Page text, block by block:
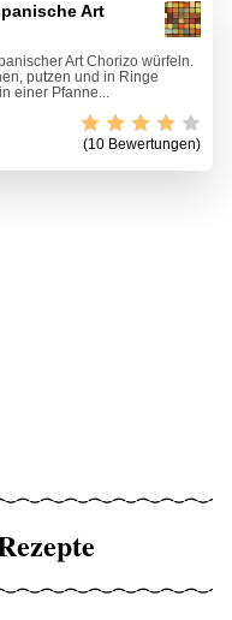
Art
Art Chorizo würfeln.
putzen und in Ringe
einer Pfanne...
(10 Bewertungen)